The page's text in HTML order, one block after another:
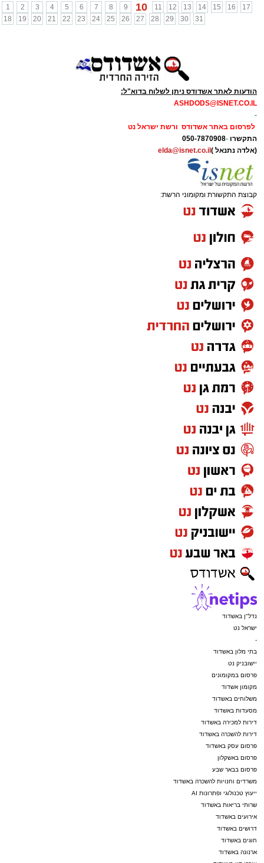
1
2 3 4 5 6 7 8 9 10 11 12 13 14 15 16
17
18
19 20 21 22 23 24 25 26 27 28 29 30 31
הודעות לאתר אשדודס ניתן לשלוח בדוא"ל:
ASHDODS@ISNET.CO.IL
-
לפרסום באתר אשדודס ורשת ישראל נט
התקשרו -
050-7870908
(אלדה נתנאל ) elda@isnet.co.il
קבוצת התקשורת ומקומוני הרשת:
נדל"ן באשדוד
ישראל נט
-
בתי מלון באשדוד
יישובניק נט
פרסום במקומונים
מקומון אשדוד
משלוחים באשדוד
מסעדות באשדוד
דירות למכירה באשדוד
דירות להשכרה באשדוד
פרסום עסק באשדוד
פרסום באשקלון
פרסום בבאר שבע
משרדים וחנויות להשכרה באשדוד
ייעוץ טכנולוגי ופתרונות AI
שרותי בריאות באשדוד
אירועים באשדוד
דרושים באשדוד
חוגים באשדוד
ארנונה באשדוד